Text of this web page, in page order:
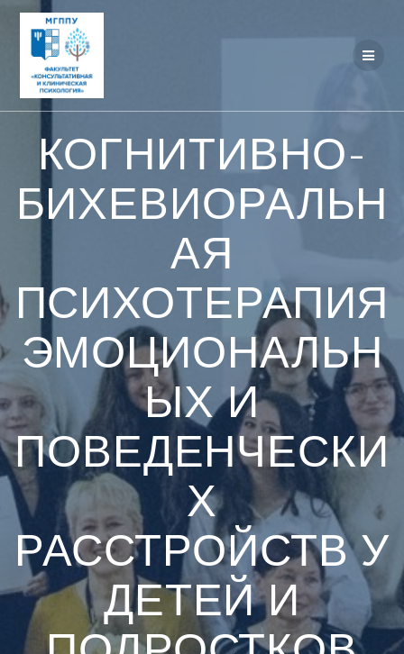
КОГНИТИВНО-
БИХЕВИОРАЛЬН
АЯ
ПСИХОТЕРАПИЯ
ЭМОЦИОНАЛЬН
ЫХ И
ПОВЕДЕНЧЕСКИ
Х
РАССТРОЙСТВ У
ДЕТЕЙ И